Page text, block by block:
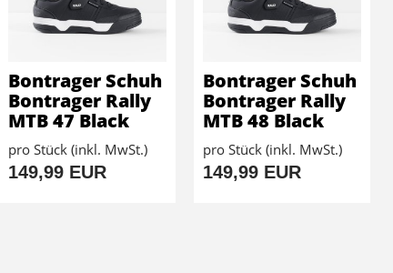
Bontrager Schuh
Bontrager Rally
MTB 47 Black
pro Stück (inkl. MwSt.)
149,99 EUR
Bontrager Schuh
Bontrager Rally
MTB 48 Black
pro Stück (inkl. MwSt.)
149,99 EUR